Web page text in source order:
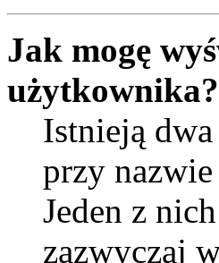
Jak mogę
użytkownika?
Istnieją
przy
Jeden z
zazwyczaj